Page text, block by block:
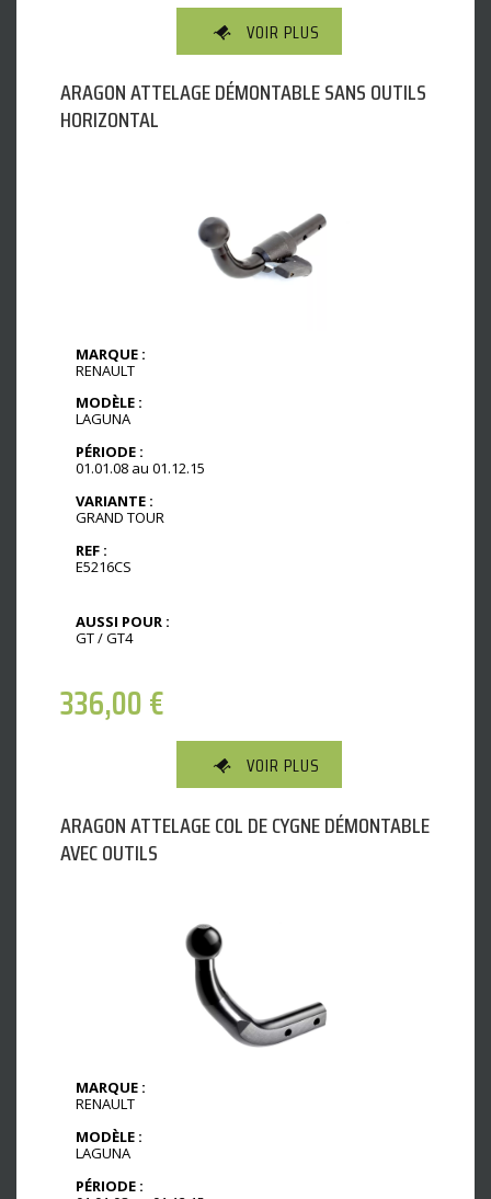
VOIR PLUS
ARAGON ATTELAGE DÉMONTABLE SANS OUTILS
HORIZONTAL
MARQUE :
RENAULT
MODÈLE :
LAGUNA
PÉRIODE :
01.01.08 au 01.12.15
VARIANTE :
GRAND TOUR
REF :
E5216CS
AUSSI POUR :
GT / GT4
336,00€
VOIR PLUS
ARAGON ATTELAGE COL DE CYGNE DÉMONTABLE
AVEC OUTILS
MARQUE :
RENAULT
MODÈLE :
LAGUNA
PÉRIODE :